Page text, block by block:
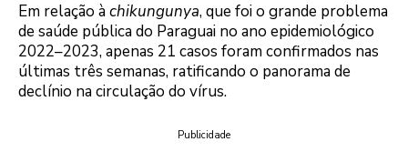
Em relação àchikungunya, que foi o grande problema
de saúde pública do Paraguai no ano epidemiológico
2022–2023, apenas 21 casos foram confirmados nas
últimas três semanas, ratificando o panorama de
declínio na circulação do vírus.
Publicidade